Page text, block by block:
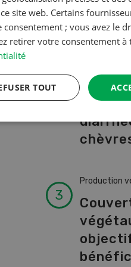
A à Z
Production
faire
Production
site web. Certains
; vous avez le
retirer votre consentement
TOUT